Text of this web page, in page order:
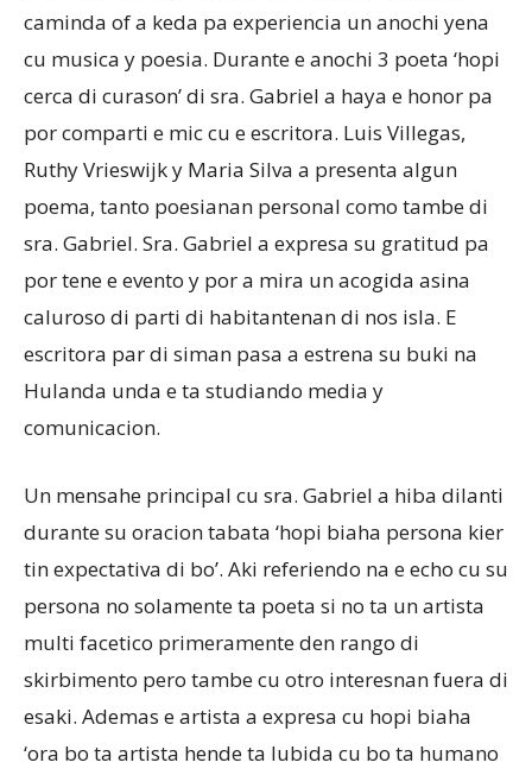
caminda of a keda pa experiencia un anochi yena
cu musica y poesia. Durante e anochi 3 poeta ‘hopi
cerca di curason’ di sra. Gabriel a haya e honor pa
por comparti e mic cu e escritora. Luis Villegas,
Ruthy Vrieswijk y Maria Silva a presenta algun
poema, tanto poesianan personal como tambe di
sra. Gabriel. Sra. Gabriel a expresa su gratitud pa
por tene e evento y por a mira un acogida asina
caluroso di parti di habitantenan di nos isla. E
escritora par di siman pasa a estrena su buki na
Hulanda unda e ta studiando media y
comunicacion.
Un mensahe principal cu sra. Gabriel a hiba dilanti
durante su oracion tabata ‘hopi biaha persona kier
tin expectativa di bo’. Aki referiendo na e echo cu su
persona no solamente ta poeta si no ta un artista
multi facetico primeramente den rango di
skirbimento pero tambe cu otro interesnan fuera di
esaki. Ademas e artista a expresa cu hopi biaha
‘ora bo ta artista hende ta lubida cu bo ta humano